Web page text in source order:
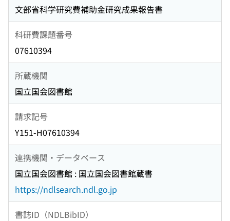
文部省科学研究費補助金研究成果報告書
科研費課題番号
07610394
所蔵機関
国立国会図書館
請求記号
Y151-H07610394
連携機関・データベース
国立国会図書館 : 国立国会図書館蔵書
https://ndlsearch.ndl.go.jp
書誌ID（NDLBibID）